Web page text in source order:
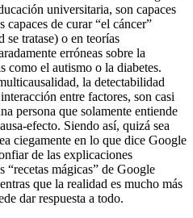
universitaria, son capaces
capaces de curar “el cáncer”
se tratase) o en teorías
erróneas sobre la
como el autismo o la diabetes.
la detectabilidad
entre factores, son casi
persona que solamente entiende
efecto. Siendo así, quizá sea
ciegamente en lo que dice Google
de las explicaciones
“recetas mágicas” de Google
que la realidad es mucho más
dar respuesta a todo.